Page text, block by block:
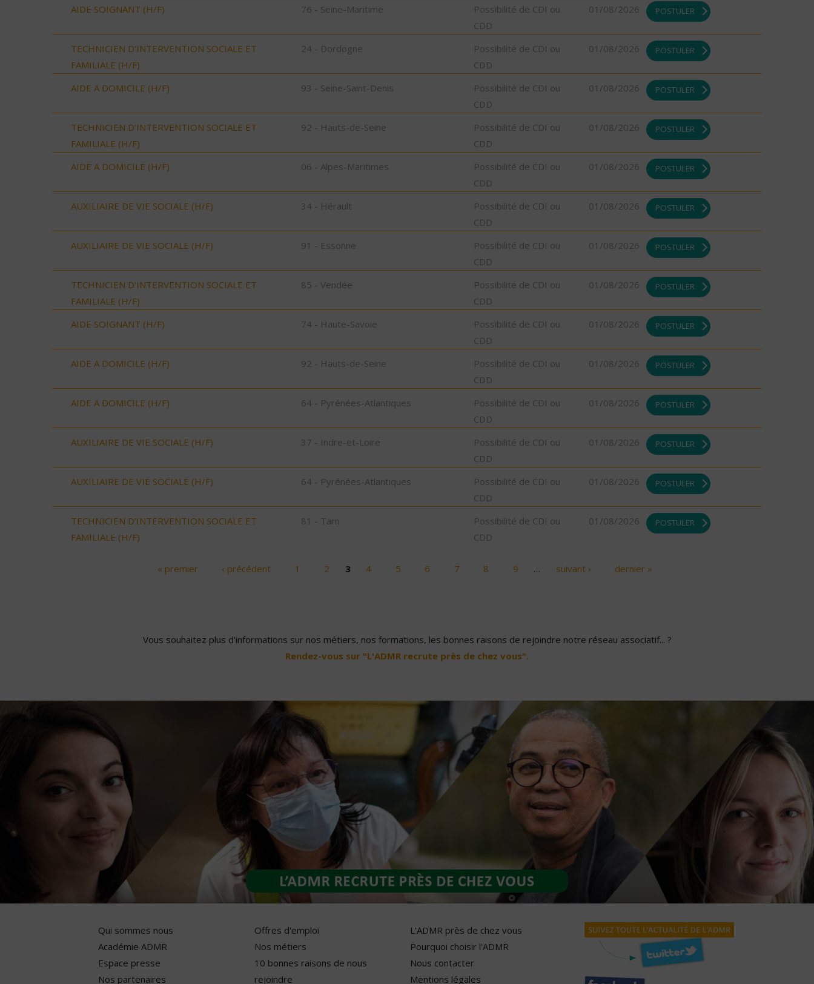
AIDE SOIGNANT (H/F) 76 - Seine-Maritime
Possibilité de CDI ou
CDD
01/08/2026 POSTULER
TECHNICIEN D’INTERVENTION SOCIALE ET
FAMILIALE (H/F)
24 - Dordogne
Possibilité de CDI ou
CDD
01/08/2026 POSTULER
AIDE A DOMICILE (H/F) 93 - Seine-Saint-Denis
Possibilité de CDI ou
CDD
01/08/2026 POSTULER
TECHNICIEN D’INTERVENTION SOCIALE ET
FAMILIALE (H/F)
92 - Hauts-de-Seine
Possibilité de CDI ou
CDD
01/08/2026 POSTULER
AIDE A DOMICILE (H/F) 06 - Alpes-Maritimes
Possibilité de CDI ou
CDD
01/08/2026 POSTULER
AUXILIAIRE DE VIE SOCIALE (H/F) 34 - Hérault
Possibilité de CDI ou
CDD
01/08/2026 POSTULER
AUXILIAIRE DE VIE SOCIALE (H/F) 91 - Essonne
Possibilité de CDI ou
CDD
01/08/2026 POSTULER
TECHNICIEN D’INTERVENTION SOCIALE ET
FAMILIALE (H/F)
85 - Vendée
Possibilité de CDI ou
CDD
01/08/2026 POSTULER
AIDE SOIGNANT (H/F) 74 - Haute-Savoie
Possibilité de CDI ou
CDD
01/08/2026 POSTULER
AIDE A DOMICILE (H/F) 92 - Hauts-de-Seine
Possibilité de CDI ou
CDD
01/08/2026 POSTULER
AIDE A DOMICILE (H/F) 64 - Pyrénées-Atlantiques
Possibilité de CDI ou
CDD
01/08/2026 POSTULER
AUXILIAIRE DE VIE SOCIALE (H/F) 37 - Indre-et-Loire
Possibilité de CDI ou
CDD
01/08/2026 POSTULER
AUXILIAIRE DE VIE SOCIALE (H/F) 64 - Pyrénées-Atlantiques
Possibilité de CDI ou
CDD
01/08/2026 POSTULER
TECHNICIEN D’INTERVENTION SOCIALE ET
FAMILIALE (H/F)
81 - Tarn
Possibilité de CDI ou
CDD
01/08/2026 POSTULER
« premier ‹ précédent 1 2 3 4 5 6 7 8 9 … suivant › dernier »
Vous souhaitez plus d'informations sur nos métiers, nos formations, les bonnes raisons de rejoindre notre réseau associatif... ?
Rendez-vous sur "L'ADMR recrute près de chez vous".
Qui sommes nous
Académie ADMR
Espace presse
Nos partenaires
Offres d'emploi
Nos métiers
10 bonnes raisons de nous
rejoindre
L'ADMR près de chez vous
Pourquoi choisir l'ADMR
Nous contacter
Mentions légales